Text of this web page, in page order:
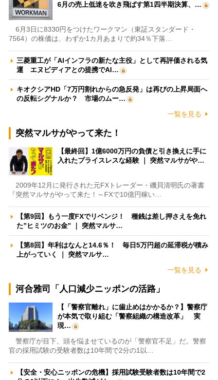
6月の売上低迷を吹き飛ばす第1四半期決算、…
6月3日に8330円をつけたワークマン（東証スタンダード・
7564）の株価は、わずか1カ月あまりで約34％下落…
三菱重工が「AIインフラの新たな主役」として再評価される気
運 エヌビディアとの提携でAI…
キオクシアHD「7万円割れからの急反発」は再びの上昇局面へ
の反転シグナルか？ 市場のムー…
一覧を見る
突然マルサがやって来た！
【最終回】1億6000万円の負債と引き換えに手に
入れたプライスレスな経験 ｜ 突然マルサがや…
2009年12月に発行された元FXトレーダー・磯貝清明氏の著書
『突然マルサがやって来た！～FXで10億円稼い…
【第9回】もう一度FXでリベンジ！ 種銭は差し押さえを免れ
た”ヒミツのお金” ｜ 突然マルサ…
【第8回】年利はなんと14.6％！ 毎日5万円超の延滞税が積み
上がっていく ｜ 突然マルサ…
一覧を見る
河合雅司「人口減少ニッポンの活路」
【「警察官離れ」に歯止めはかかるか？】警察庁
が本気で取り組む「警察組織の構造改革」 実
現…
警察庁が目下、頭を悩ませているのが「警察官不足」だ。警察
官の採用試験の受験者数は10年間で2分の1以…
【安全・安心ニッポンの危機】採用試験受験者数は10年間で2